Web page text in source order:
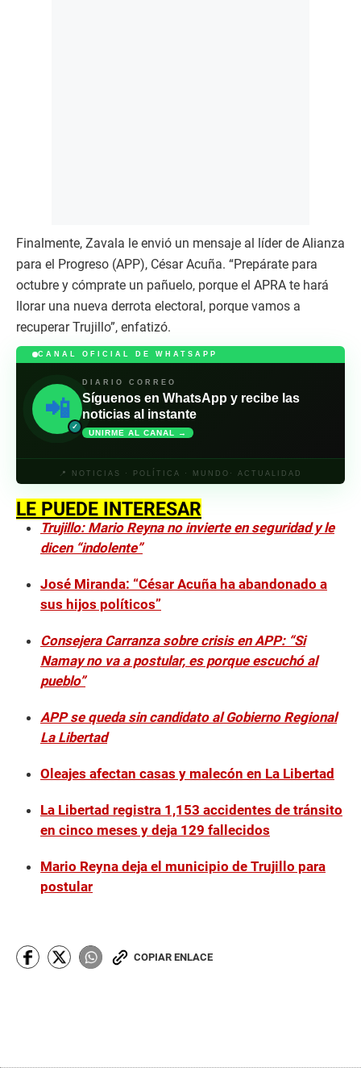
Finalmente, Zavala le envió un mensaje al líder de Alianza
para el Progreso (APP), César Acuña. “Prepárate para
octubre y cómprate un pañuelo, porque el APRA te hará
llorar una nueva derrota electoral, porque vamos a
recuperar Trujillo”, enfatizó.
CANAL OFICIAL DE WHATSAPP
📲
✓
DIARIO CORREO
Síguenos en WhatsApp y recibe las
noticias al instante
UNIRME AL CANAL →
📍 NOTICIAS · POLÍTICA · MUNDO· ACTUALIDAD
LE PUEDE INTERESAR
Trujillo: Mario Reyna no invierte en seguridad y le
dicen “indolente”
José Miranda: “César Acuña ha abandonado a
sus hijos políticos”
Consejera Carranza sobre crisis en APP: “Si
Namay no va a postular, es porque escuchó al
pueblo”
APP se queda sin candidato al Gobierno Regional
La Libertad
Oleajes afectan casas y malecón en La Libertad
La Libertad registra 1,153 accidentes de tránsito
en cinco meses y deja 129 fallecidos
Mario Reyna deja el municipio de Trujillo para
postular
COPIAR ENLACE